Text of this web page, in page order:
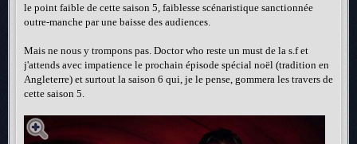
le point faible de cette saison 5, faiblesse scénaristique sanctionnée
outre-manche par une baisse des audiences.
Mais ne nous y trompons pas. Doctor who reste un must de la s.f et
j'attends avec impatience le prochain épisode spécial noël (tradition en
Angleterre) et surtout la saison 6 qui, je le pense, gommera les travers de
cette saison 5.